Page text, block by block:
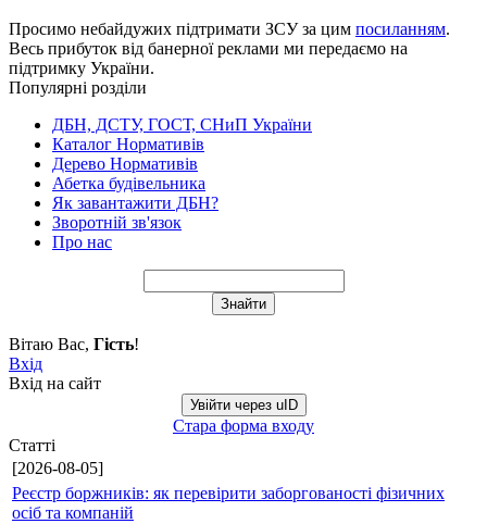
Просимо небайдужих підтримати ЗСУ за цим посиланням.
Весь прибуток від банерної реклами ми передаємо на
підтримку України.
Популярні розділи
ДБН, ДСТУ, ГОСТ, СНиП України
Каталог Нормативів
Дерево Нормативів
Абетка будівельника
Як завантажити ДБН?
Зворотній зв'язок
Про нас
Вітаю Вас, Гість!
Вхід
Вхід на сайт
Увійти через uID
Стара форма входу
Статті
[2026-08-05]
Реєстр боржників: як перевірити заборгованості фізичних
осіб та компаній